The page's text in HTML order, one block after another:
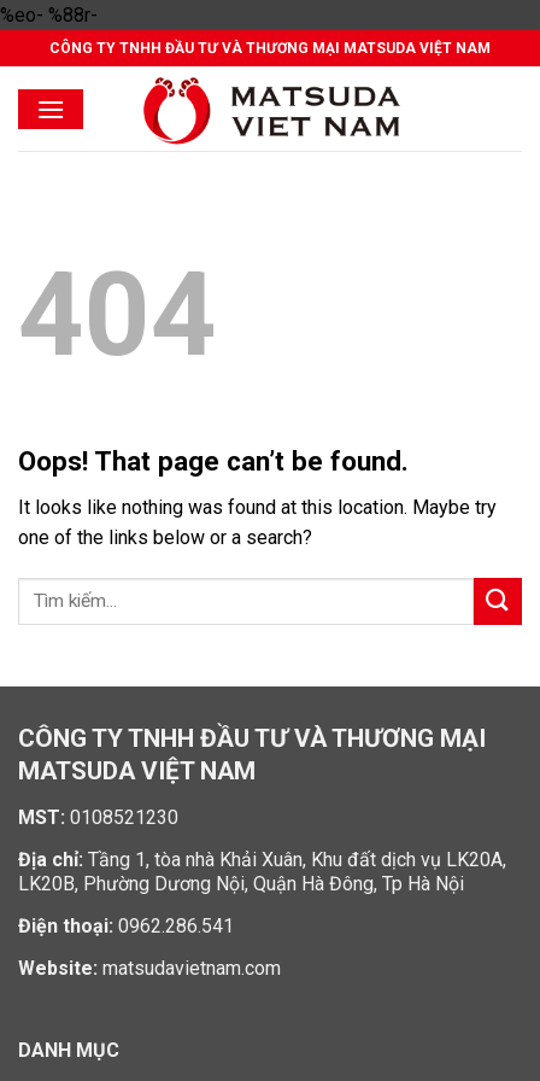
%eo- %88r-
to
content
CÔNG TY TNHH ĐẦU TƯ VÀ THƯƠNG MẠI MATSUDA VIỆT NAM
404
Oops! That page can’t be found.
It looks like nothing was found at this location. Maybe try
one of the links below or a search?
CÔNG TY TNHH ĐẦU TƯ VÀ THƯƠNG MẠI
MATSUDA VIỆT NAM
MST: 0108521230
Địa chỉ: Tầng 1, tòa nhà Khải Xuân, Khu đất dịch vụ LK20A,
LK20B, Phường Dương Nội, Quận Hà Đông, Tp Hà Nội
Điện thoại: 0962.286.541
Website: matsudavietnam.com
DANH MỤC